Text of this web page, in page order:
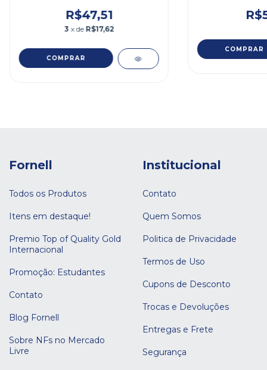
R$47,51
3 x de R$17,62
Fornell
Todos os Produtos
Itens em destaque!
Premio Top of Quality Gold
Internacional
Promoção: Estudantes
Contato
Blog Fornell
Sobre NFs no Mercado
Livre
Institucional
Contato
Quem Somos
Politica de Privacidade
Termos de Uso
Cupons de Desconto
Trocas e Devoluções
Entregas e Frete
Segurança